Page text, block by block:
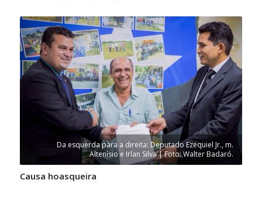
Da esquerda para a direita: Deputado Ezequiel Jr., m.
Altenísio e Irlan Silva | Foto: Walter Badaró.
Causa hoasqueira